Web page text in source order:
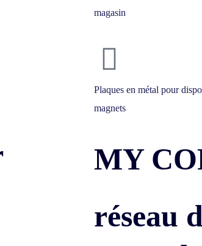
magasin
Plaques en métal pour
magnets
MY
réseau